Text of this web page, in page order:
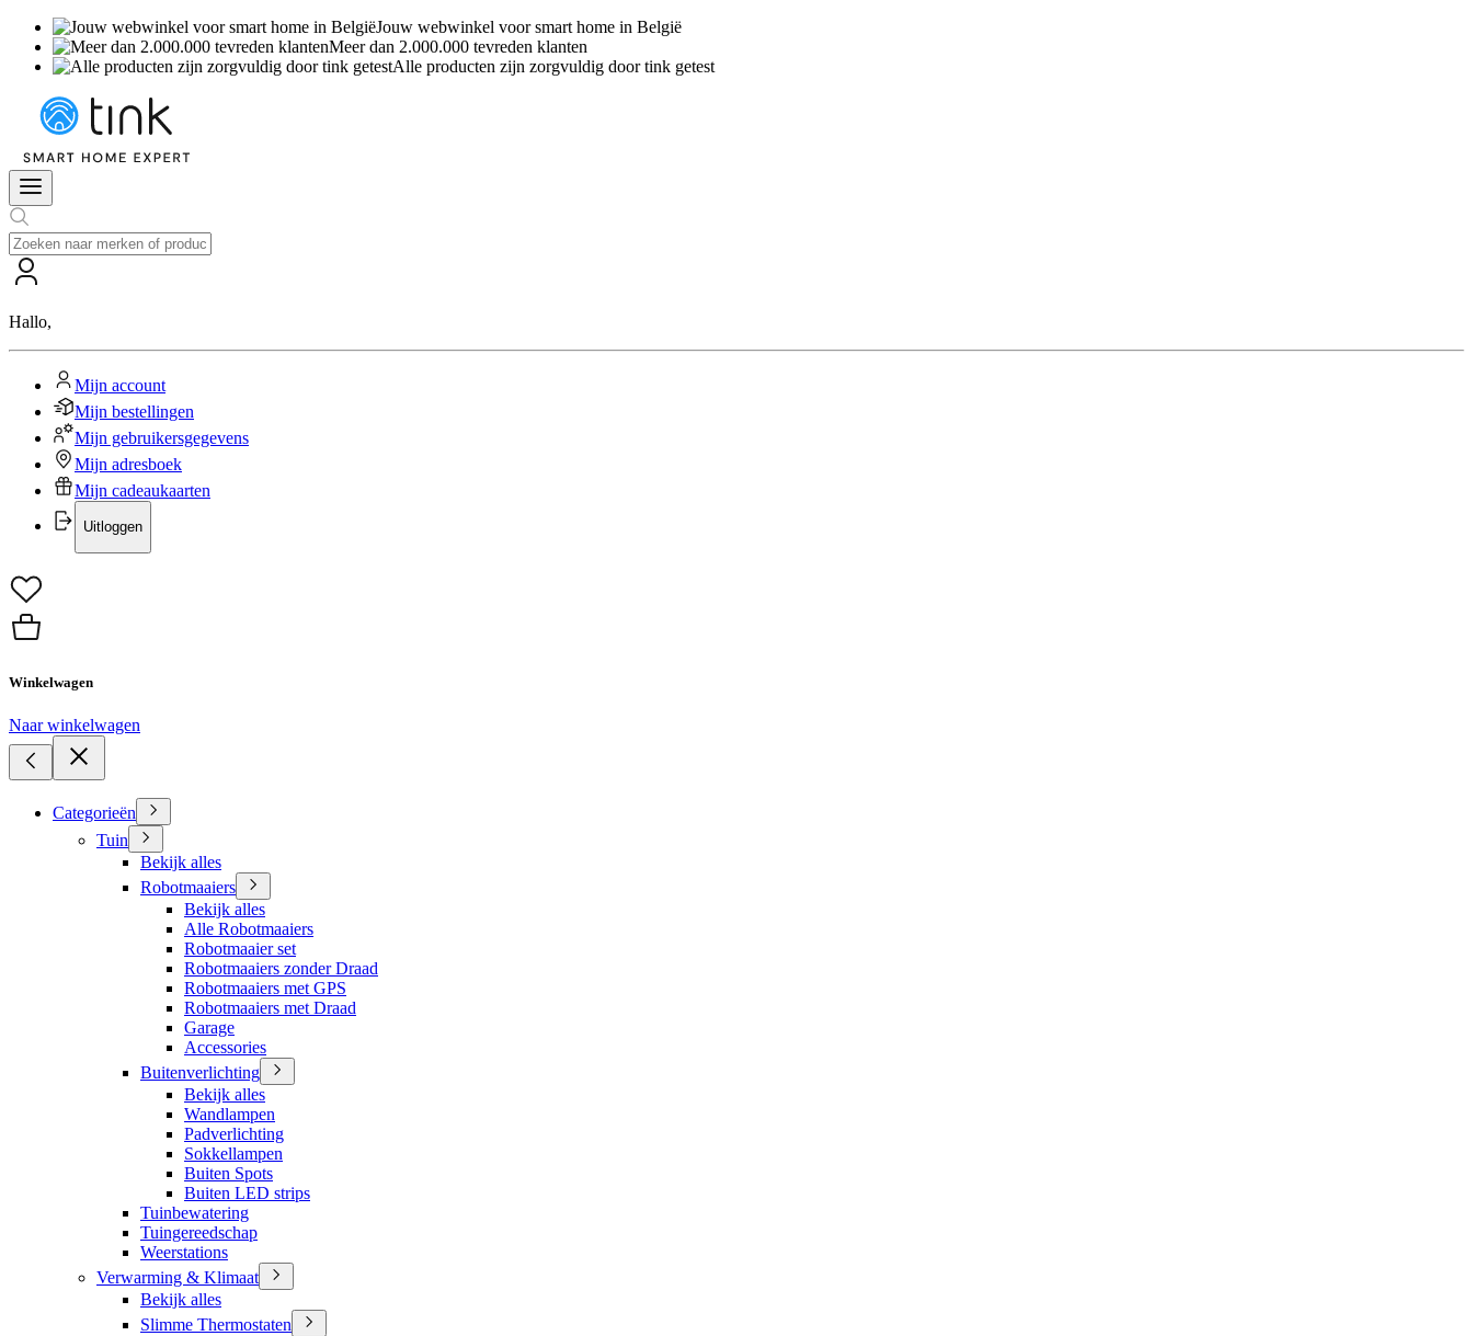
Jouw webwinkel voor smart home in België
Meer dan 2.000.000 tevreden klanten
Alle producten zijn zorgvuldig door tink getest
Hallo,
Mijn account
Mijn bestellingen
Mijn gebruikersgegevens
Mijn adresboek
Mijn cadeaukaarten
Uitloggen
Winkelwagen
Naar winkelwagen
Categorieën
Tuin
Bekijk alles
Robotmaaiers
Bekijk alles
Alle Robotmaaiers
Robotmaaier set
Robotmaaiers zonder Draad
Robotmaaiers met GPS
Robotmaaiers met Draad
Garage
Accessories
Buitenverlichting
Bekijk alles
Wandlampen
Padverlichting
Sokkellampen
Buiten Spots
Buiten LED strips
Tuinbewatering
Tuingereedschap
Weerstations
Verwarming & Klimaat
Bekijk alles
Slimme Thermostaten